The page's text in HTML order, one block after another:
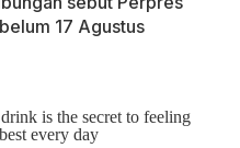
17 Agustus